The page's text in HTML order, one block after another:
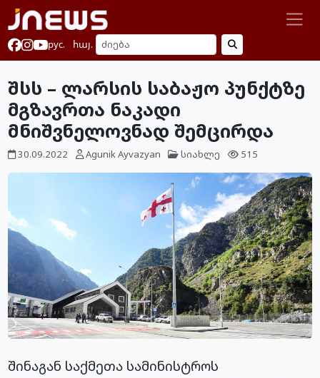
рус. հայ.
შსს – ლარსის საბაჟო პუნქტზე
მგზავრთა ნაკადი
მნიშვნელოვნად შემცირდა
30.09.2022 Agunik Ayvazyan სიახლე 515
შინაგან საქმეთა სამინისტროს